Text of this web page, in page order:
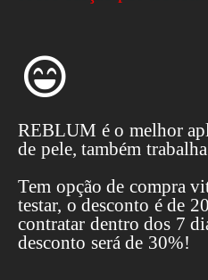
REBLUM é o melhor
de pele, também
Tem opção de compra
testar, o desconto é de
contratar dentro dos 7
desconto será de 30%!